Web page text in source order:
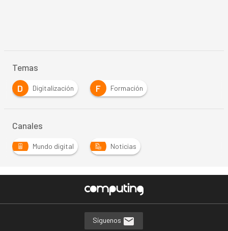
Temas
D
Digitalización F Formación
Canales
Mundo digital Noticias
Síguenos